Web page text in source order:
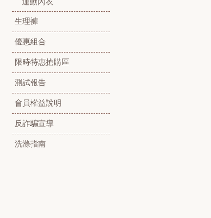
運動內衣
生理褲
優惠組合
限時特惠搶購區
測試報告
會員權益說明
反詐騙宣導
洗滌指南